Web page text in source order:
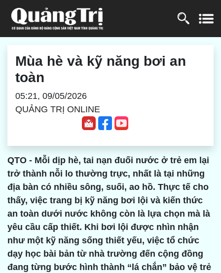
Mùa hè và kỹ năng bơi an
toàn
05:21, 09/05/2026
QUẢNG TRỊ ONLINE
QTO - Mỗi dịp hè, tai nạn đuối nước ở trẻ em lại
trở thành nỗi lo thường trực, nhất là tại những
địa bàn có nhiều sông, suối, ao hồ. Thực tế cho
thấy, việc trang bị kỹ năng bơi lội và kiến thức
an toàn dưới nước không còn là lựa chọn mà là
yêu cầu cấp thiết. Khi bơi lội được nhìn nhận
như một kỹ năng sống thiết yếu, việc tổ chức
dạy học bài bản từ nhà trường đến cộng đồng
đang từng bước hình thành “lá chắn” bảo vệ trẻ